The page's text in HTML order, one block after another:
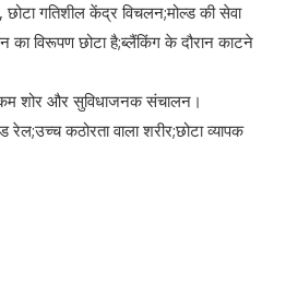
गतिशील केंद्र विचलन;मोल्ड की सेवा
का विरूपण छोटा है;ब्लैंकिंग के दौरान काटने
कम शोर और सुविधाजनक संचालन।
कठोरता वाला शरीर;छोटा व्यापक